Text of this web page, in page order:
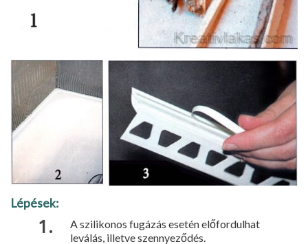
Lépések:
A szilikonos fugázás esetén előfordulhat
leválás, illetve szennyeződés.